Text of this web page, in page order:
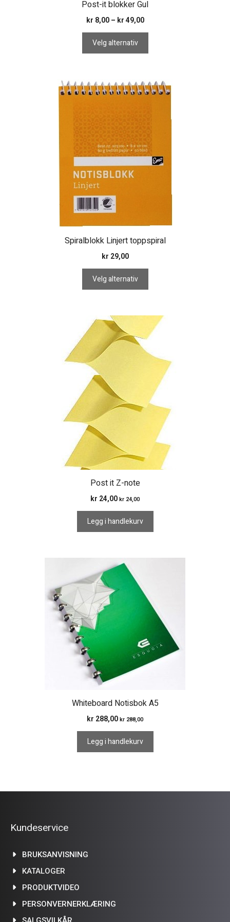
Post-it blokker Gul
kr 8,00 – kr 49,00Prisområde:
Velg alternativ
Spiralblokk Linjert toppspiral
kr 29,00
Velg alternativ
Post it Z-note
kr 24,00 kr 24,00
Legg i handlekurv
Whiteboard Notisbok A5
kr 288,00 kr 288,00
Legg i handlekurv
Kundeservice
BRUKSANVISNING
KATALOGER
PRODUKTVIDEO
PERSONVERNERKLÆRING